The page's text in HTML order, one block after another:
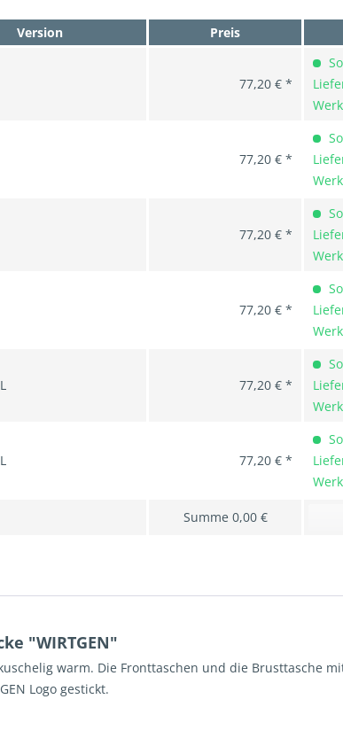
Version Preis
77,20 € *
77,20 € *
77,20 € *
77,20 € *
77,20 € *
77,20 € *
Summe 0,00 €
"WIRTGEN"
warm. Die Fronttaschen und die Brusttasche
Logo gestickt.